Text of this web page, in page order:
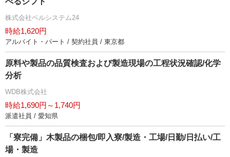
株式会社ベルシステム24
時給1,620円
アルバイト・パート / 契約社員 / 東京都
原料や製品の品質検査および製造現場の工程状況確認/化学
分析
WDB株式会社
時給1,690円～1,740円
派遣社員 / 愛知県
「寮完備」木製品の梱包/即入寮/製造・工場/日勤/日払い/工
場・製造